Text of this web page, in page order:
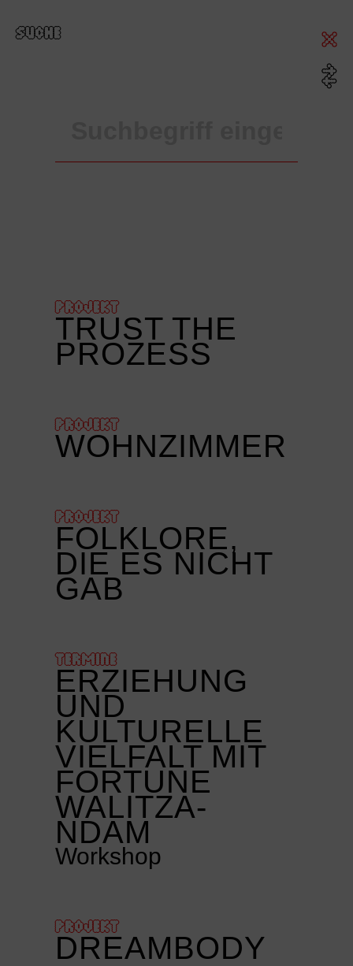
SUCHE
PROJEKT
TRUST THE
PROZESS
PROJEKT
WOHNZIMMER
PROJEKT
FOLKLORE,
DIE ES NICHT
GAB
TERMINE
ERZIEHUNG
UND
KULTURELLE
VIELFALT MIT
FORTUNE
WALITZA-
NDAM
Workshop
PROJEKT
DREAMBODY